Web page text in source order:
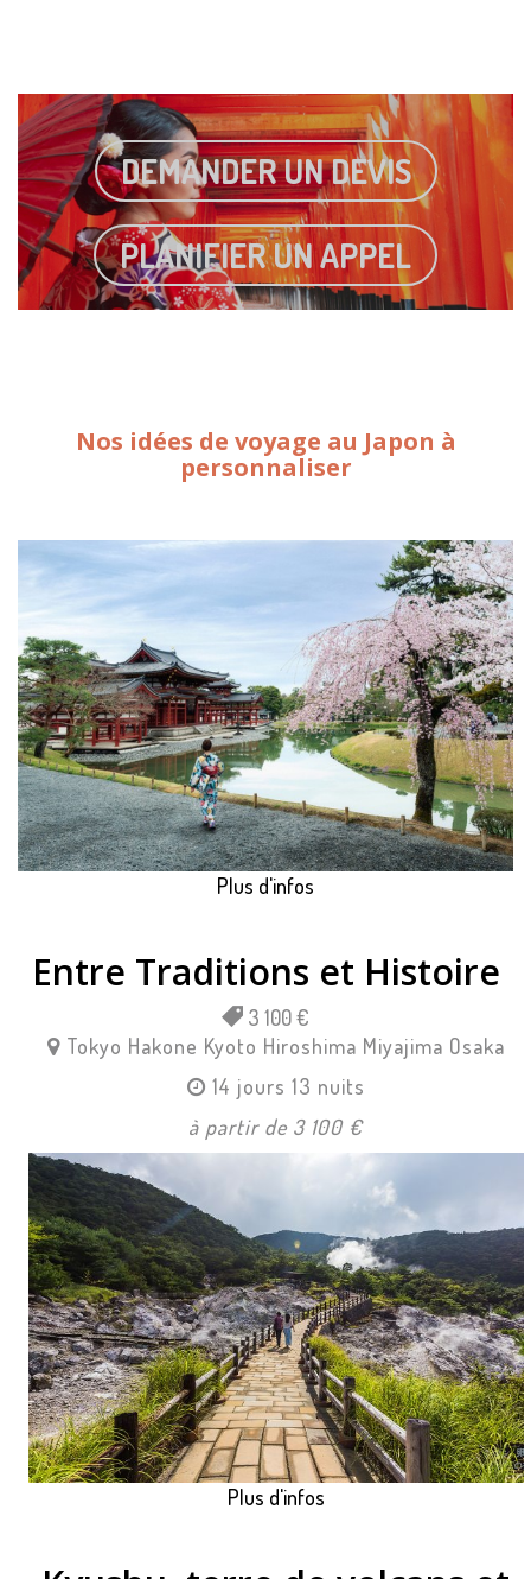
DEMANDER UN DEVIS
PLANIFIER UN APPEL
Nos idées de voyage au Japon à
personnaliser
Plus d'infos
Entre Traditions et Histoire
3 100 €
Tokyo Hakone Kyoto Hiroshima Miyajima Osaka
14 jours 13 nuits
à partir de 3 100 €
Plus d'infos